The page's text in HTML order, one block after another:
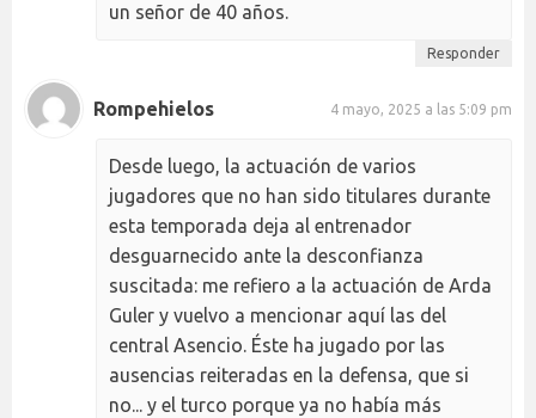
un señor de 40 años.
Responder
Rompehielos 4 mayo, 2025 a las 5:09 pm
Desde luego, la actuación de varios
jugadores que no han sido titulares durante
esta temporada deja al entrenador
desguarnecido ante la desconfianza
suscitada: me refiero a la actuación de Arda
Guler y vuelvo a mencionar aquí las del
central Asencio. Éste ha jugado por las
ausencias reiteradas en la defensa, que si
no... y el turco porque ya no había más